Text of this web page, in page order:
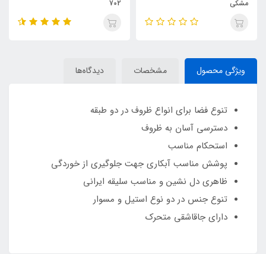
مشکی
702
ویژگی محصول مشخصات دیدگاه‌ها
تنوع فضا برای انواع ظروف در دو طبقه
دسترسی آسان به ظروف
استحکام مناسب
پوشش مناسب آبکاری جهت جلوگیری از خوردگی
ظاهری دل نشین و مناسب سلیقه ایرانی
تنوع جنس در دو نوع استیل و مسوار
دارای جاقاشقی متحرک